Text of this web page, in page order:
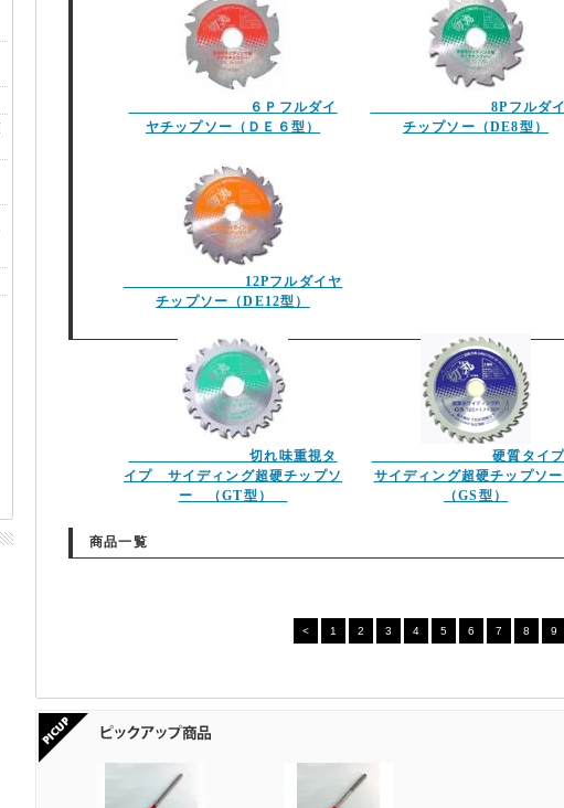
６Ｐフルダイ
ヤチップソー（ＤＥ６型）
8Pフルダイ
チップソー（DE8型）
12Pフルダイヤ
チップソー（DE12型）
切れ味重視タ
イプ サイディング超硬チップソ
ー （GT型）
硬質タイ
サイディング超硬チップソ
（GS型）
商品一覧
< 1 2 3 4 5 6 7 8 9